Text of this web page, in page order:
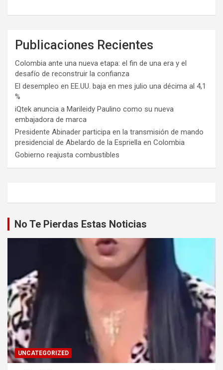
Publicaciones Recientes
Colombia ante una nueva etapa: el fin de una era y el
desafío de reconstruir la confianza
El desempleo en EE.UU. baja en mes julio una décima al 4,1
%
iQtek anuncia a Marileidy Paulino como su nueva
embajadora de marca
Presidente Abinader participa en la transmisión de mando
presidencial de Abelardo de la Espriella en Colombia
Gobierno reajusta combustibles
No Te Pierdas Estas Noticias
UNCATEGORIZED